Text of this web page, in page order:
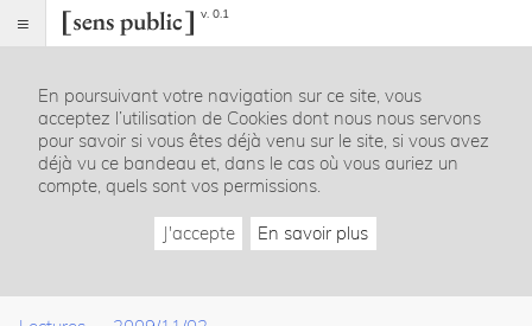
v. 0.1
Index
Article
Table
des
En poursuivant votre navigation sur ce site, vous
acceptez l’utilisation de Cookies dont nous nous servons
pour savoir si vous êtes déjà venu sur le site, si vous avez
déjà vu ce bandeau et, dans le cas où vous auriez un
compte, quels sont vos permissions.
J'accepte En savoir plus